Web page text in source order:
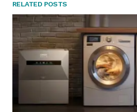
RELATED POSTS